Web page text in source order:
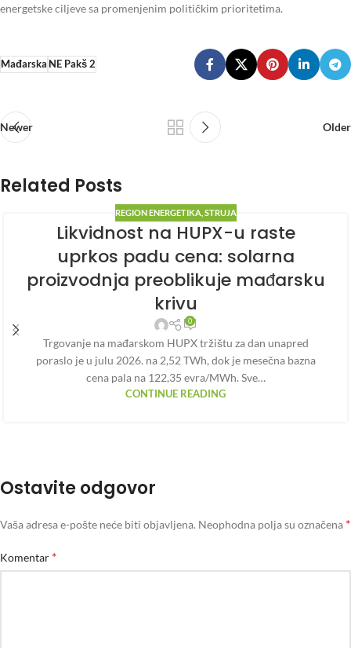
energetske ciljeve sa promenjenim političkim prioritetima.
Mađarska NE Pakš 2
Newer Older
Related Posts
REGION ENERGETIKA, STRUJA
Likvidnost na HUPX-u raste
uprkos padu cena: solarna
proizvodnja preoblikuje mađarsku
krivu
0
Trgovanje na mađarskom HUPX tržištu za dan unapred
poraslo je u julu 2026. na 2,52 TWh, dok je mesečna bazna
cena pala na 122,35 evra/MWh. Sve…
CONTINUE READING
Ostavite odgovor
Vaša adresa e-pošte neće biti objavljena. Neophodna polja su označena *
Komentar *